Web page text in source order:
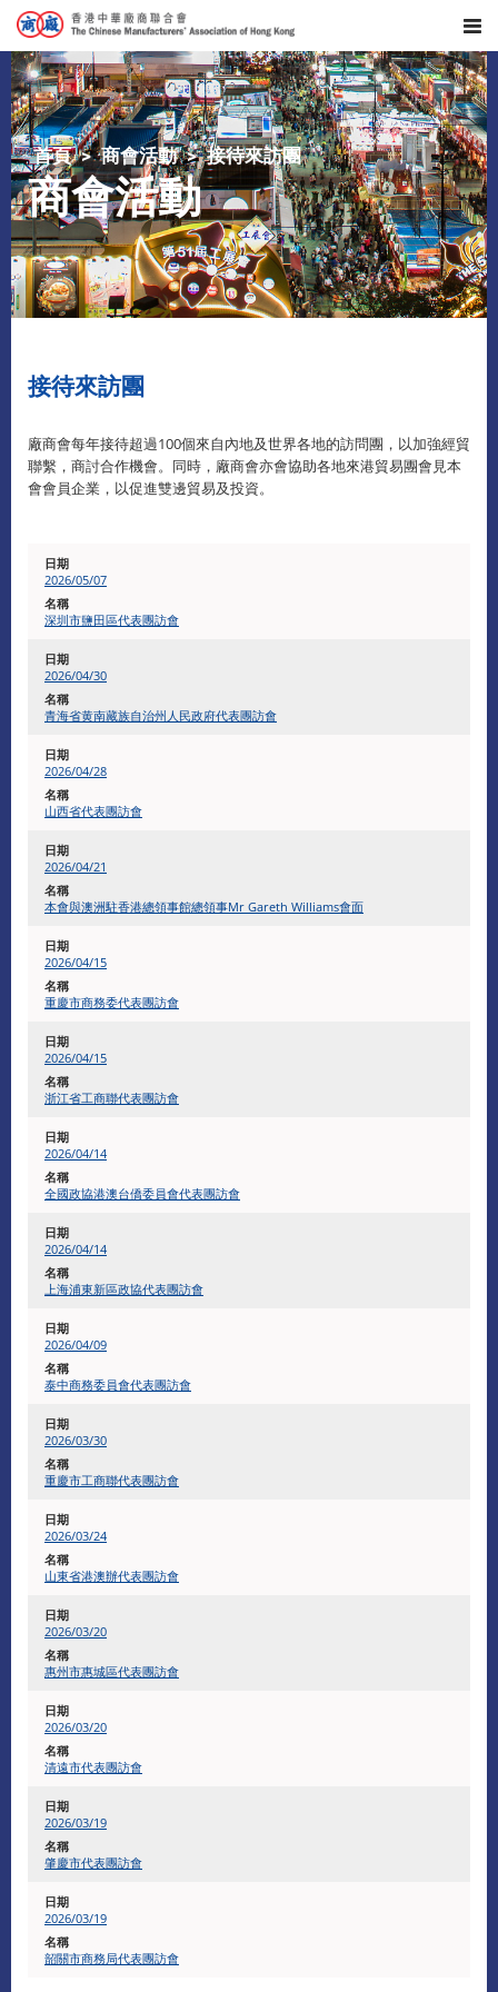
首頁 商會活動 接待來訪團
商會活動
接待來訪團
廠商會每年接待超過100個來自內地及世界各地的訪問團，以加強經貿
聯繫，商討合作機會。同時，廠商會亦會協助各地來港貿易團會見本
會會員企業，以促進雙邊貿易及投資。
2026/05/07
深圳市鹽田區代表團訪會
2026/04/30
青海省黄南藏族自治州人民政府代表團訪會
2026/04/28
山西省代表團訪會
2026/04/21
本會與澳洲駐香港總領事館總領事Mr Gareth Williams會面
2026/04/15
重慶市商務委代表團訪會
2026/04/15
浙江省工商聯代表團訪會
2026/04/14
全國政協港澳台僑委員會代表團訪會
2026/04/14
上海浦東新區政協代表團訪會
2026/04/09
泰中商務委員會代表團訪會
2026/03/30
重慶市工商聯代表團訪會
2026/03/24
山東省港澳辦代表團訪會
2026/03/20
惠州市惠城區代表團訪會
2026/03/20
清遠市代表團訪會
2026/03/19
肇慶市代表團訪會
2026/03/19
韶關市商務局代表團訪會